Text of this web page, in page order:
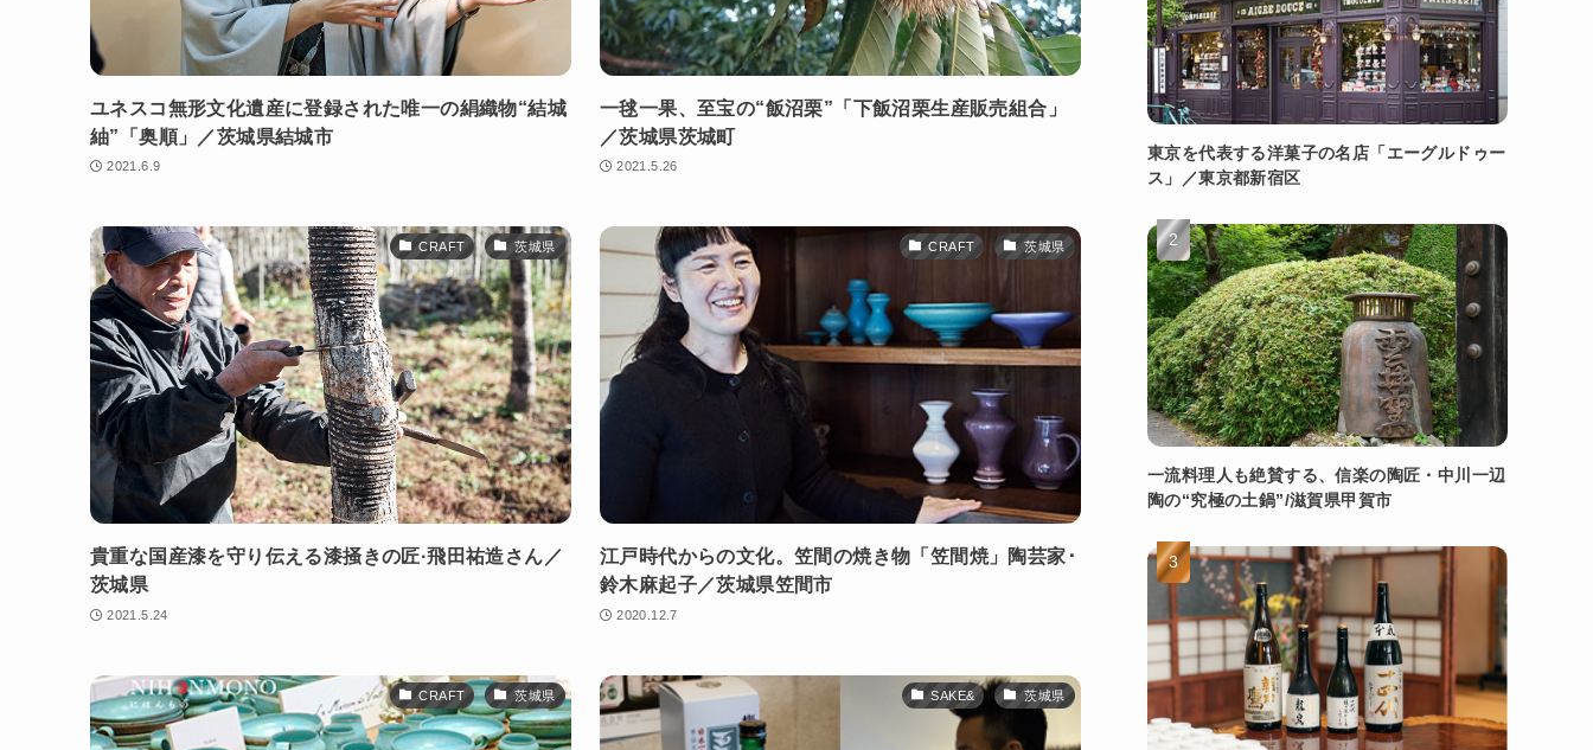
ユネスコ無形文化遺産に登録された唯一の絹織物“結城
紬”「奥順」／茨城県結城市
2021.6.9
一毬一果、至宝の“飯沼栗”「下飯沼栗生産販売組合」
／茨城県茨城町
2021.5.26
CRAFT 茨城県
貴重な国産漆を守り伝える漆掻きの匠·飛田祐造さん／
茨城県
2021.5.24
CRAFT 茨城県
江戸時代からの文化。笠間の焼き物「笠間焼」陶芸家･
鈴木麻起子／茨城県笠間市
2020.12.7
CRAFT 茨城県 SAKE& 茨城県
東京を代表する洋菓子の名店「エーグルドゥー
ス」／東京都新宿区
一流料理人も絶賛する、信楽の陶匠・中川一辺
陶の“究極の土鍋”/滋賀県甲賀市